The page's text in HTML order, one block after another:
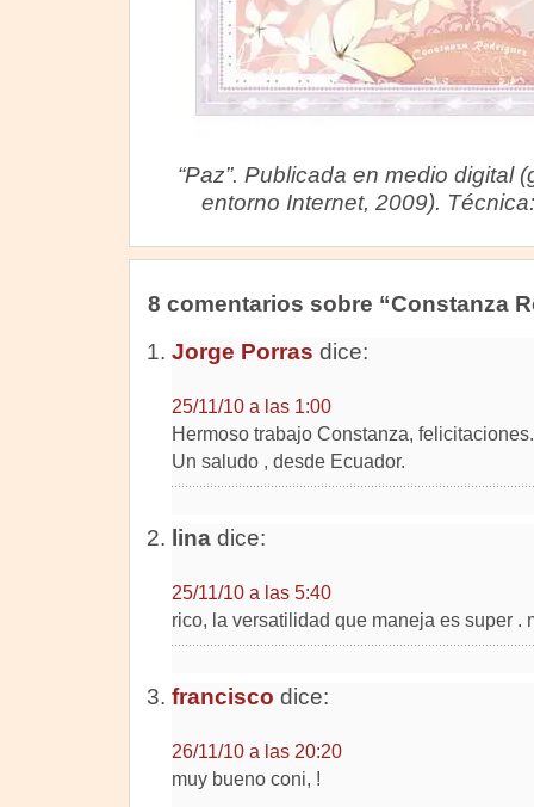
“Paz”. Publicada en medio digital
entorno Internet, 2009).
8 comentarios sobre “Constanza
Jorge Porras dice:
25/11/10 a las 1:00
Hermoso trabajo Constanza, felicitaciones.
Un saludo , desde Ecuador.
linadice:
25/11/10 a las 5:40
rico, la versatilidad que maneja es super .
francisco dice:
26/11/10 a las 20:20
muy bueno coni, !